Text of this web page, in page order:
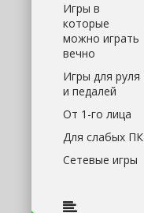
Игры в
которые
можно играть
вечно
Игры для руля
и педалей
От 1-го лица
Для слабых ПК
Сетевые игры